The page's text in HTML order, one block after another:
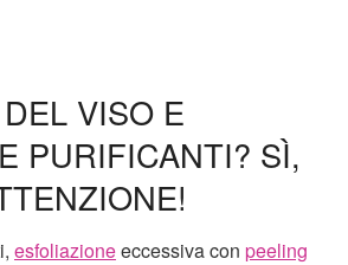
VISO E
PURIFICANTI? SÌ,
esfoliazioneeccessiva con peeling